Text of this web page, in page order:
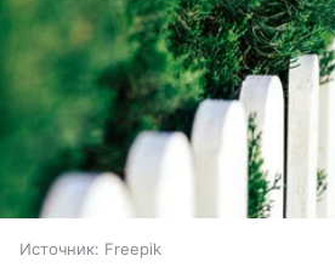
Источник: Freepik